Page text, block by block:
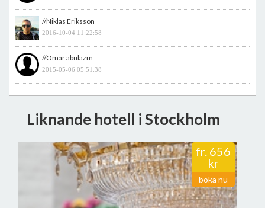
//Niklas Eriksson
2016-10-04 11:22:58
//Omar abulazm
2015-05-06 05:51:38
Liknande hotell i Stockholm
fr. 656
kr
boka nu